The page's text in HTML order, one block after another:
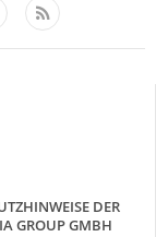
Feed
DER
GROUP GMBH